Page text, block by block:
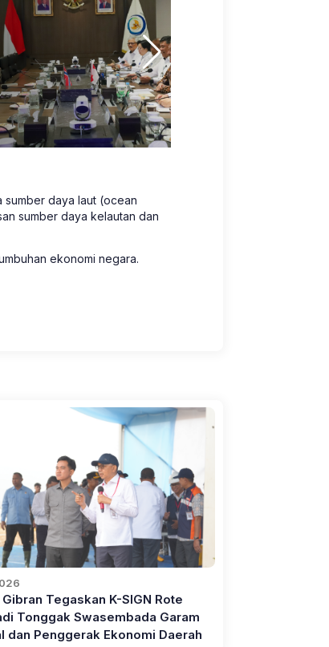
sumber daya laut (ocean
sumber daya kelautan dan
ekonomi negara.
Tegaskan K-SIGN Rote
Tonggak Swasembada Garam
dan Penggerak Ekonomi Daerah